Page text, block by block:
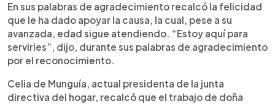
En sus palabras de agradecimiento recalcó la felicidad
que le ha dado apoyar la causa, la cual, pese a su
avanzada, edad sigue atendiendo. “Estoy aquí para
servirles”, dijo, durante sus palabras de agradecimiento
por el reconocimiento.
Celia de Munguía, actual presidenta de la junta
directiva del hogar, recalcó que el trabajo de doña